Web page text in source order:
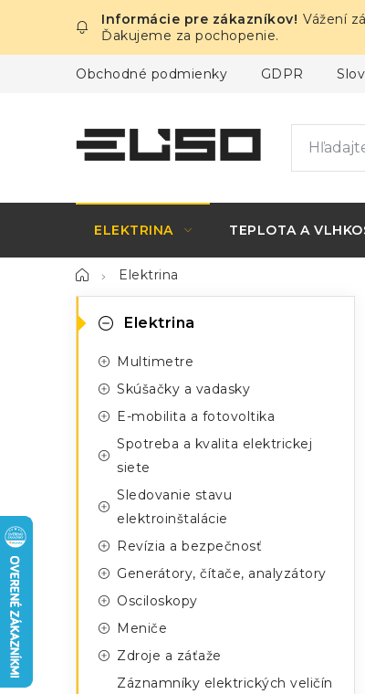
obsah
Vážení
Ďakujeme za pochopenie.
Obchodné podmienky GDPR
ELEKTRINA TEPLOTA A
DomovElektrina
B
kategórie
K
a
Elektrina
Multimetre
Skúšačky a vadasky
E-mobilita a fotovoltika
Spotreba a kvalita elektrickej
siete
Sledovanie stavu
elektroinštalácie
Revízia a bezpečnosť
Generátory, čítače, analyzátory
Osciloskopy
Meniče
Zdroje a záťaže
Záznamníky elektrických veličín